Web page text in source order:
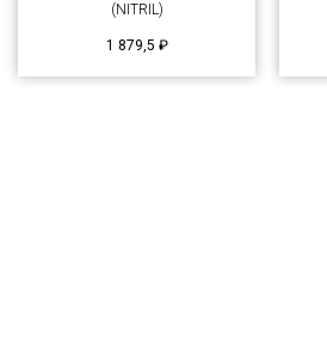
(NITRIL)
1 879,5 ₽